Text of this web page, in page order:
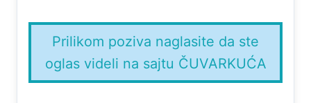
Prilikom poziva naglasite da ste
oglas videli na sajtu ČUVARKUĆA